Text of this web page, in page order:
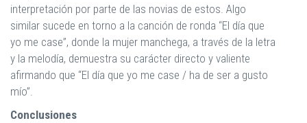
interpretación por parte de las novias de estos. Algo
similar sucede en torno a la canción de ronda “El día que
yo me case”, donde la mujer manchega, a través de la letra
y la melodía, demuestra su carácter directo y valiente
afirmando que “El día que yo me case / ha de ser a gusto
mío”.
Conclusiones